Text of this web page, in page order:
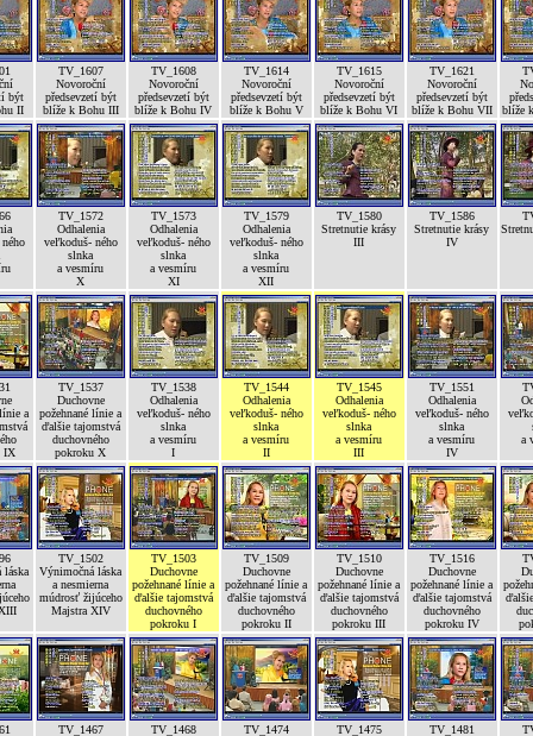
být
II
TV_1607
Novoroční
předsevzetí být
blíže k Bohu III
TV_1608
Novoroční
předsevzetí být
blíže k Bohu IV
TV_1614
Novoroční
předsevzetí být
blíže k Bohu V
TV_1615
Novoroční
předsevzetí být
blíže k Bohu VI
TV_1621
Novoroční
předsevzetí být
blíže k Bohu VII
blíže
TV_1572
Odhalenia
veľkoduš- ného
slnka
a vesmíru
X
TV_1573
Odhalenia
veľkoduš- ného
slnka
a vesmíru
XI
TV_1579
Odhalenia
veľkoduš- ného
slnka
a vesmíru
XII
TV_1580
Stretnutie krásy
III
TV_1586
Stretnutie krásy
IV
a
IX
TV_1537
Duchovne
požehnané línie a
ďalšie tajomstvá
duchovného
pokroku X
TV_1538
Odhalenia
veľkoduš- ného
slnka
a vesmíru
I
TV_1544
Odhalenia
veľkoduš- ného
slnka
a vesmíru
II
TV_1545
Odhalenia
veľkoduš- ného
slnka
a vesmíru
III
TV_1551
Odhalenia
veľkoduš- ného
slnka
a vesmíru
IV
a
láska
TV_1502
Výnimočná láska
a nesmierna
múdrosť žijúceho
Majstra XIV
TV_1503
Duchovne
požehnané línie a
ďalšie tajomstvá
duchovného
pokroku I
TV_1509
Duchovne
požehnané línie a
ďalšie tajomstvá
duchovného
pokroku II
TV_1510
Duchovne
požehnané línie a
ďalšie tajomstvá
duchovného
pokroku III
TV_1516
Duchovne
požehnané línie a
ďalšie tajomstvá
duchovného
pokroku IV
TV_1467 TV_1468 TV_1474 TV_1475 TV_1481